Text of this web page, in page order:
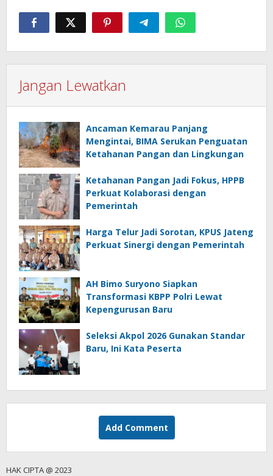
Jangan Lewatkan
Ancaman Kemarau Panjang
Mengintai, BIMA Serukan Penguatan
Ketahanan Pangan dan Lingkungan
Ketahanan Pangan Jadi Fokus, HPPB
Perkuat Kolaborasi dengan
Pemerintah
Harga Telur Jadi Sorotan, KPUS Jateng
Perkuat Sinergi dengan Pemerintah
AH Bimo Suryono Siapkan
Transformasi KBPP Polri Lewat
Kepengurusan Baru
Seleksi Akpol 2026 Gunakan Standar
Baru, Ini Kata Peserta
Add Comment
HAK CIPTA @ 2023